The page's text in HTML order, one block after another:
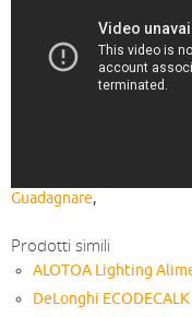
Guadagnare,
Prodotti simili
ALOTOA Lighting
DeLonghi